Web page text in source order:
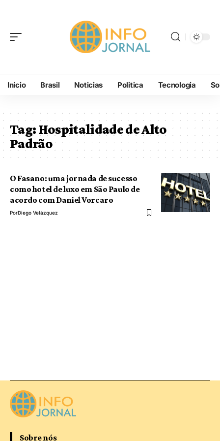
Início Brasil Noticias Politica Tecnologia
Tag:Hospitalidade de Alto
Padrão
O Fasano: uma jornada de sucesso
como hotel de luxo em São Paulo de
acordo com Daniel Vorcaro
PorDiego Velázquez
Sobre nós